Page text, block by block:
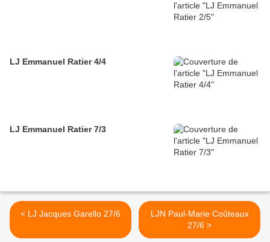
LJ Emmanuel Ratier 4/4
LJ Emmanuel Ratier 7/3
< LJ Jacques Garello 27/6
LJN Paul-Marie Coûteaux
27/6 >